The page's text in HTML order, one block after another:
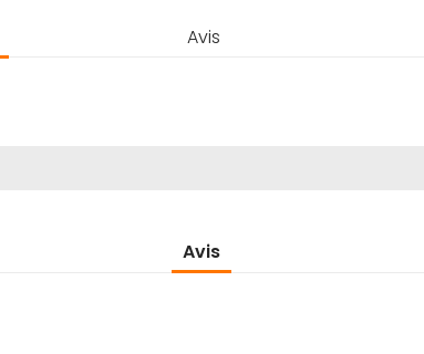
Avis
Avis